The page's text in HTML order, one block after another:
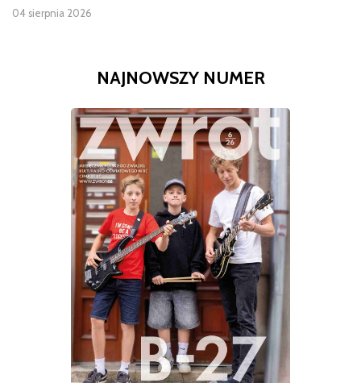
04 sierpnia 2026
NAJNOWSZY NUMER